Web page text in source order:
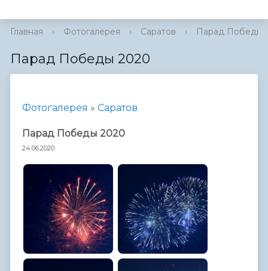
Главная › Фотогалерея › Саратов › Парад Победы
Парад Победы 2020
Фотогалерея » Саратов
Парад Победы 2020
24.06.2020